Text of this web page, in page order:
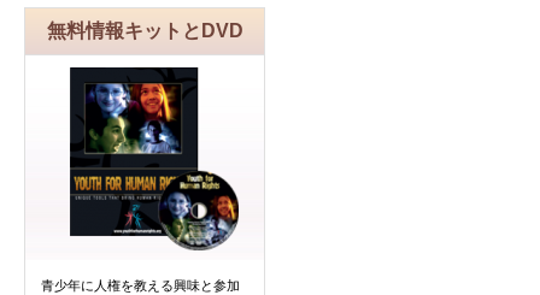
無料情報キットとDVD
青少年に人権を教える興味と参加